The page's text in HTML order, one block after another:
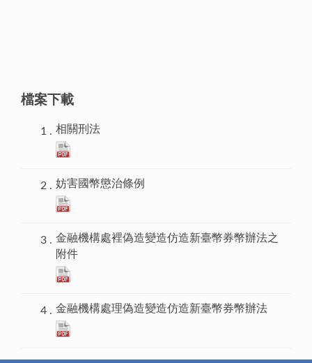
檔案下載
相關刑法
妨害國幣懲治條例
金融機構處裡偽造變造仿造新臺幣券幣辦法之
附件
金融機構處理偽造變造仿造新臺幣券幣辦法